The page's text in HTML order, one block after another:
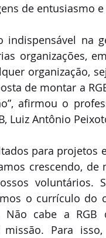
de entusiasmo
indispensável na
organizações,
organização,
de montar a
afirmou o
Luiz Antônio
para projetos
crescendo,
o currículo do
Não cabe a
Para